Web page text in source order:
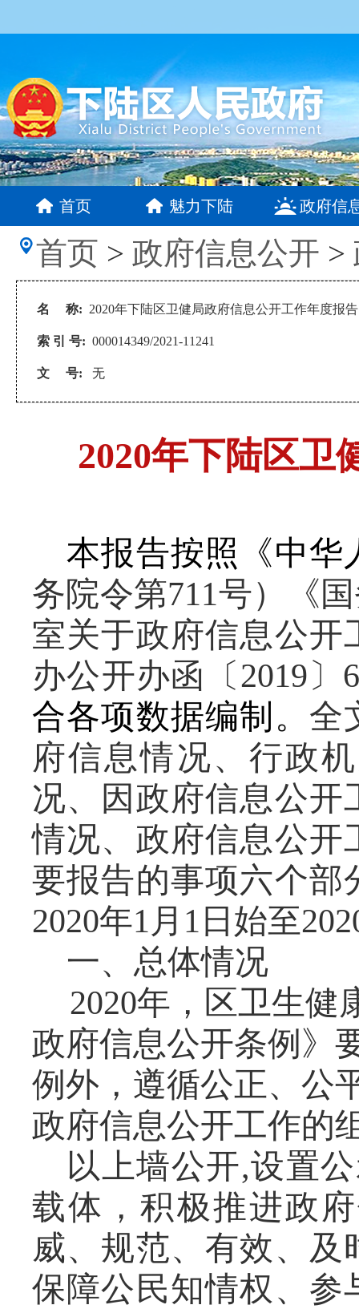
首页 魅力下陆 政府信
首页 > 政府信息公开 >
名 称: 2020年下陆区卫健局政府信息公开工作年度报告
索 引 号: 000014349/2021-11241
文 号: 无
2020年下陆区卫
本报告按照《中华
务院令第711号）《
室关于政府信息公开
办公开办函〔2019〕
合各项数据编制。 全
府信息情况、 行政
况、
因政府信息公
情况、 政府信息公开
要报告的事项六个部
2020年1月1日始至20
一、 总体情况
2020年，区卫生健
政府信息公开条例》
例外，遵循公正、公
政府信息公开工作的
以 上墙公开,设置
载体，积极推进政
威、规范、有效、
保障公民知情权、参